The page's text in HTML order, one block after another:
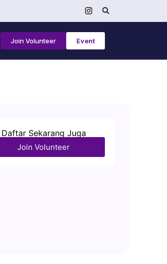
Join Volunteer Event
Daftar Sekarang Juga
Join Volunteer